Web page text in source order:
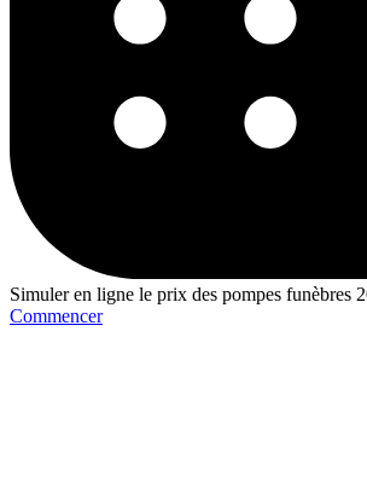
Simuler en ligne le prix des pompes funèbres
Commencer